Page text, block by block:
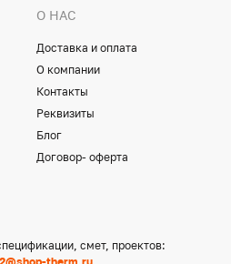
О НАС
Доставка и оплата
О компании
Контакты
Реквизиты
Блог
Договор- оферта
смет, проектов: